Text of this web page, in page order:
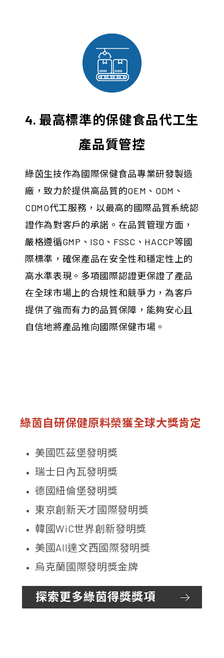
4. 最高標準的保健食品代工生
產品質管控
綠茵生技作為國際保健食品專業研發製造
廠，致力於提供高品質的OEM、ODM、
CDMO代工服務，以最高的國際品質系統認
證作為對客戶的承諾。在品質管理方面，
嚴格遵循GMP、ISO、FSSC、HACCP等國
際標準，確保產品在安全性和穩定性上的
高水準表現。多項國際認證更保證了產品
在全球市場上的合規性和競爭力，為客戶
提供了強而有力的品質保障，能夠安心且
自信地將產品推向國際保健市場。
綠茵自研保健原料榮獲全球大獎肯定
美國匹茲堡發明獎
瑞士日內瓦發明獎
德國紐倫堡發明獎
東京創新天才國際發明獎
韓國WiC世界創新發明獎
美國AII達文西國際發明獎
烏克蘭國際發明獎金牌
探索更多綠茵得獎獎項